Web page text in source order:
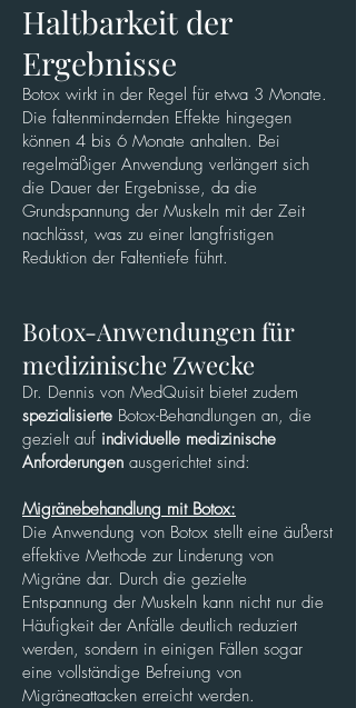
Haltbarkeit der
Ergebnisse
Botox wirkt in der Regel für etwa 3 Monate.
Die faltenmindernden Effekte hingegen
können 4 bis 6 Monate anhalten. Bei
regelmäßiger Anwendung verlängert sich
die Dauer der Ergebnisse, da die
Grundspannung der Muskeln mit der Zeit
nachlässt, was zu einer langfristigen
Reduktion der Faltentiefe führt.
Botox-Anwendungen für
medizinische Zwecke
Dr. Dennis von MedQuisit bietet zudem
spezialisierte Botox-Behandlungen an, die
gezielt auf individuelle medizinische
Anforderungen ausgerichtet sind:
Migränebehandlung mit Botox:
Die Anwendung von Botox stellt eine äußerst
effektive Methode zur Linderung von
Migräne dar. Durch die gezielte
Entspannung der Muskeln kann nicht nur die
Häufigkeit der Anfälle deutlich reduziert
werden, sondern in einigen Fällen sogar
eine vollständige Befreiung von
Migräneattacken erreicht werden.